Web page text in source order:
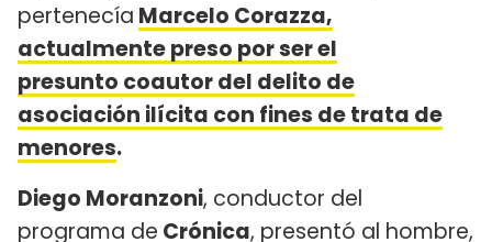
pertenecía Marcelo Corazza,
actualmente preso por ser el
presunto coautor del delito de
asociación ilícita con fines de trata de
menores.
Diego Moranzoni, conductor del
programa de Crónica, presentó al hombre,